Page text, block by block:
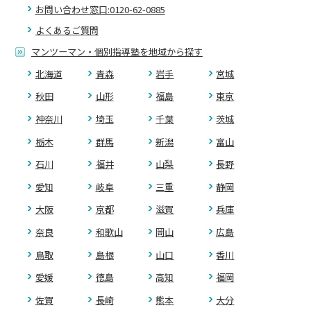
お問い合わせ窓口:0120-62-0885
よくあるご質問
マンツーマン・個別指導塾を地域から探す
北海道
青森 岩手
宮城
秋田
山形 福島
東京
神奈川
埼玉 千葉
茨城
栃木
群馬 新潟
富山
石川
福井 山梨
長野
愛知
岐阜 三重
静岡
大阪
京都 滋賀
兵庫
奈良
和歌山 岡山
広島
鳥取
島根 山口
香川
愛媛
徳島 高知
福岡
佐賀
長崎 熊本
大分